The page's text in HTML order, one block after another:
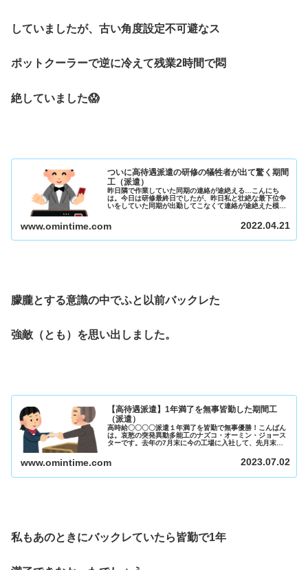
していましたが、古い角度設定不可避なス
ポットクーラーで逆に冷えて残業2時間で悶
絶していました😱
ついに高待遇派遣の研修の犠牲者が出て驚く期間
工（派遣）
昨日隣で作業していた同期の連絡が途絶える…こんにち
は。今日は研修最終日でしたが、昨日私と壮絶な最下位争
いをしていた同期が出勤してこなくて連絡が途絶えた模様
www.omintime.com 2022.04.21
朦朧とする意識の中でふと以前バックレた
強敵（とも）を思い出しました。
【高待遇派遣】1年満了を無事皆勤した期間工
（派遣）
高時給〇〇〇〇派遣１年満了を皆勤で無事優勝！こんばん
は。哀愁の突発異動多能工のナズコ・オーミン・ジョース
ターです。去年の7月末に今の工場に入社して、先月末で1
www.omintime.com 2023.07.02
私もあのときにバックレていたら皆勤で1年